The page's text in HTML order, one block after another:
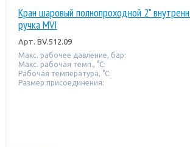
Кран шаровый полнопроходной 2"
ручка MVI
Арт. BV.512.09
Макс. рабочее давление, бар:
Макс. рабочая темп., °С:
Рабочая температура, °C:
Размер присоединения: